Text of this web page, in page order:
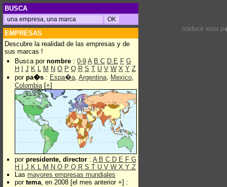
BUSCA
EMPRESAS
Descubre la realidad de las empresas y de
sus marcas !
Busca por nombre : 0-9 A B C D E F G
H
J K L M N O P Q R S T U V W X Y Z
por pa�s : Espa�a, Argentina, Mexico,
Colombia[+]
por presidente, director : A B C D E F G
H
J K L M N O P Q R S T U V W X Y Z
Las mayores empresas mundiales
por tema, en 2008 [el mes anterior +] :
traducir esta